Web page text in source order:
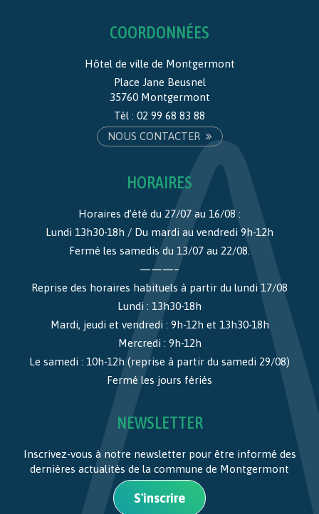
COORDONNÉES
Hôtel de ville de Montgermont
Place Jane Beusnel
35760 Montgermont
Tél : 02 99 68 83 88
NOUS CONTACTER
HORAIRES
Horaires d’été du 27/07 au 16/08 :
Lundi 13h30-18h / Du mardi au vendredi 9h-12h
Fermé les samedis du 13/07 au 22/08.
———–
Reprise des horaires habituels à partir du lundi 17/08
Lundi : 13h30-18h
Mardi, jeudi et vendredi : 9h-12h et 13h30-18h
Mercredi : 9h-12h
Le samedi : 10h-12h (reprise à partir du samedi 29/08)
Fermé les jours fériés
NEWSLETTER
Inscrivez-vous à notre newsletter pour être informé des
dernières actualités de la commune de Montgermont
S'inscrire